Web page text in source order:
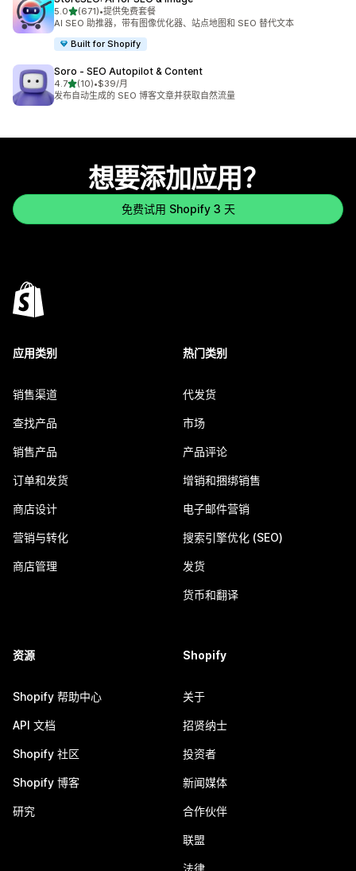
5.0星（满分 5 星）
(671)
总共 671 条评论
•提供免费套餐
AI SEO 助推器，带有图像优化器、站点地图和 SEO 替代文本
Built for Shopify
Soro ‑ SEO Autopilot & Content
4.7星（满分 5 星）
(10)
总共 10 条评论
•$39/月
发布自动生成的 SEO 博客文章并获取自然流量
想要添加应用？
免费试用 Shopify 3 天
应用类别
销售渠道
查找产品
销售产品
订单和发货
商店设计
营销与转化
商店管理
热门类别
代发货
市场
产品评论
增销和捆绑销售
电子邮件营销
搜索引擎优化 (SEO)
发货
货币和翻译
资源
Shopify 帮助中心
API 文档
Shopify 社区
Shopify 博客
研究
Shopify
关于
招贤纳士
投资者
新闻媒体
合作伙伴
联盟